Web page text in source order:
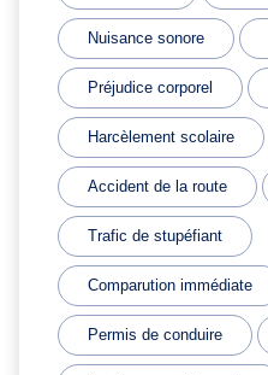
Nuisance sonore
Préjudice corporel
Harcèlement scolaire
Accident de la route
Trafic de stupéfiant
Comparution immédiate
Permis de conduire